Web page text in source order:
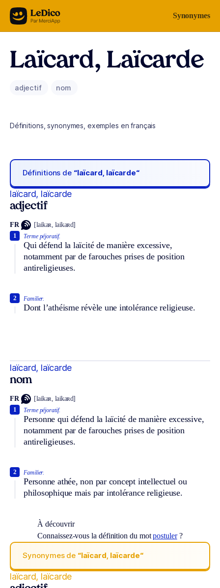
Aller au contenu Synonymes
Laïcard, Laïcarde
adjectif nom
Définitions, synonymes, exemples en français
Définitions de “laïcard, laïcarde“
laïcard, laïcarde
adjectif
FR [laikaʀ, laikaʀd]
Terme péjoratif.
Qui défend la laïcité de manière excessive,
notamment par de farouches prises de position
antireligieuses.
1
Familier.
Dont l’athéisme révèle une intolérance religieuse.
2
laïcard, laïcarde
nom
FR [laikaʀ, laikaʀd]
Terme péjoratif.
Personne qui défend la laïcité de manière excessive,
notamment par de farouches prises de position
antireligieuses.
1
Familier.
Personne athée, non par concept intellectuel ou
philosophique mais par intolérance religieuse.
2
À découvrir
Connaissez-vous la définition du motpostuler?
Synonymes de “laïcard, laïcarde“
laïcard, laïcarde